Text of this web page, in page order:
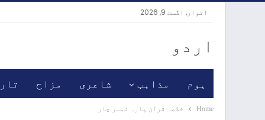
اتوار, اگست 9, 2026
اردو
ہوم مذاہب شاعری مزاح
Home خلاصہ قرآن پارہ نمبر چار